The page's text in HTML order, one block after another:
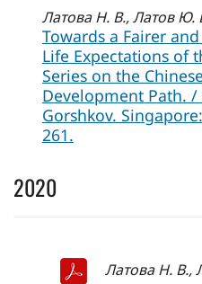
Латова Н. В., Латов Ю.
Towards a Fairer
Life Expectations of
Series on the
Development Path. /
Gorshkov.
261.
2020
Латова Н. В.,